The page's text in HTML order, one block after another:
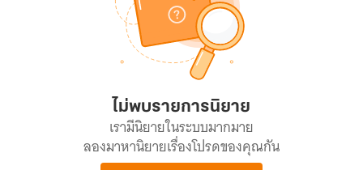
ไม่พบรายการนิยาย
เรามีนิยายในระบบมากมาย
ลองมาหานิยายเรื่องโปรดของคุณกัน